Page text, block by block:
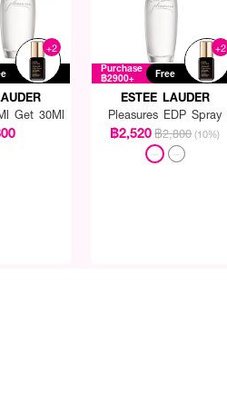
+2
Get 30Ml
Purchase
฿2900+ Free
+2
ESTEE LAUDER
Pleasures EDP Spray
฿2,520฿2,800 (10%)